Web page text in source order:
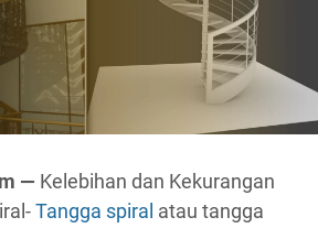
— Kelebihan dan Kekurangan
Tangga spiral atau tangga